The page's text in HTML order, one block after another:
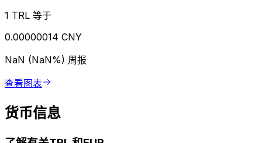
1 TRL 等于
0.00000014 CNY
NaN (NaN%) 周报
查看图表
货币信息